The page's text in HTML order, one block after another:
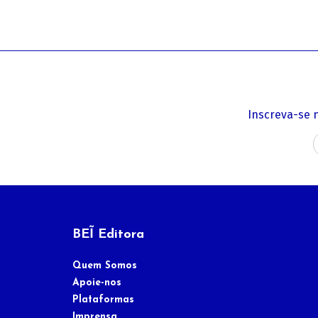
Inscreva-se
BEĨ Editora
Quem Somos
Apoie-nos
Plataformas